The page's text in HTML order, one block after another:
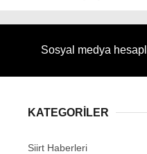
Sosyal medya
KATEGORİLER
Siirt Haberleri